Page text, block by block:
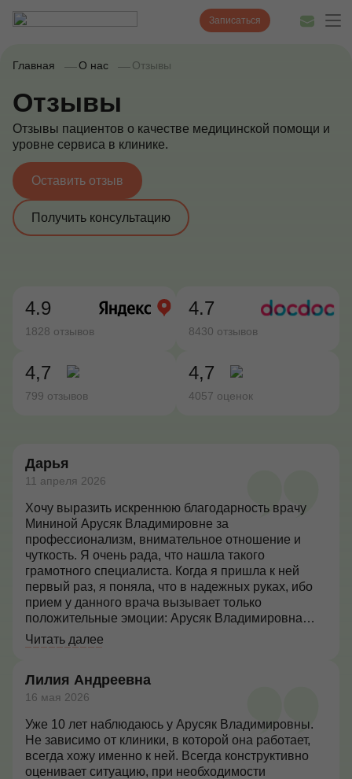
Наши клиники
Контакты
info@zdorovie-klinika.ru
Max
Записаться сейчас
Диагностика
Лечение
Наши врачи
Цены
Записаться
Главная О нас Отзывы
Отзывы
Отзывы пациентов о качестве медицинской помощи и
уровне сервиса в клинике.
Оставить отзыв
Получить консультацию
4.9
1828 отзывов
4.7
8430 отзывов
4,7
799 отзывов
4,7
4057 оценок
Дарья
11 апреля 2026
Хочу выразить искреннюю благодарность врачу
Мининой Арусяк Владимировне за
профессионализм, внимательное отношение и
чуткость. Я очень рада, что нашла такого
грамотного специалиста. Когда я пришла к ней
первый раз, я поняла, что в надежных руках, ибо
прием у данного врача вызывает только
положительные эмоции: Арусяк Владимировна
объяснила все «от и до», подробно рассказала и
даже расписала план лечения, при этом
приятно было с ней пообщаться, что всю тревогу,
которая нарастала перед приемом, как рукой
тактичность в общении. Рекомендую этого врача
всем, кто ищет профессионала, которому можно
доверить свое здоровье.
Читать далее
Лилия Андреевна
16 мая 2026
Уже 10 лет наблюдаюсь у Арусяк Владимировны.
Не зависимо от клиники, в которой она работает,
всегда хожу именно к ней. Всегда конструктивно
оценивает ситуацию, при необходимости